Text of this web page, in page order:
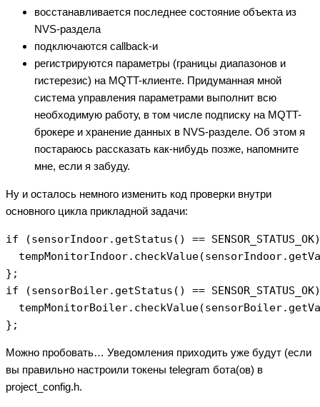
восстанавливается последнее состояние объекта из
NVS-раздела
подключаются callback-и
регистрируются параметры (границы диапазонов и
гистерезис) на MQTT-клиенте. Придуманная мной
система управления параметрами выполнит всю
необходимую работу, в том числе подписку на MQTT-
брокере и хранение данных в NVS-разделе. Об этом я
постараюсь рассказать как-нибудь позже, напомните
мне, если я забуду.
Ну и осталось немного изменить код проверки внутри
основного цикла прикладной задачи:
if (sensorIndoor.getStatus() ==
};
if (sensorBoiler.getStatus() ==
Можно пробовать… Уведомления приходить уже будут (если
вы правильно настроили токены telegram бота(ов) в
project_config.h.